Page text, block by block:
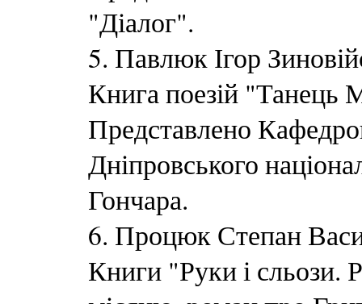
"Діалог".
5. Павлюк Ігор
Книга поезій "Танець
Представлено
Дніпровського
Гончара.
6. Процюк Степан
Книги "Руки і сльози.